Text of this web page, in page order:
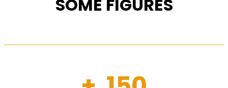
SOME FIGURES